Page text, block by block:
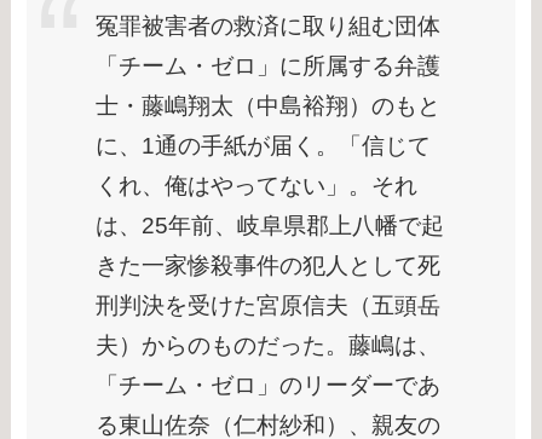
冤罪被害者の救済に取り組む団体
「チーム・ゼロ」に所属する弁護
士・藤嶋翔太（中島裕翔）のもと
に、1通の手紙が届く。「信じて
くれ、俺はやってない」。それ
は、25年前、岐阜県郡上八幡で起
きた一家惨殺事件の犯人として死
刑判決を受けた宮原信夫（五頭岳
夫）からのものだった。藤嶋は、
「チーム・ゼロ」のリーダーであ
る東山佐奈（仁村紗和）、親友の